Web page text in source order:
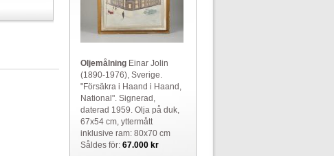
OljemålningEinar Jolin
(1890-1976), Sverige.
"Försäkra i Haand i Haand,
National". Signerad,
daterad 1959. Olja på duk,
67x54 cm, yttermått
inklusive ram: 80x70 cm
Såldes för: 67.000 kr